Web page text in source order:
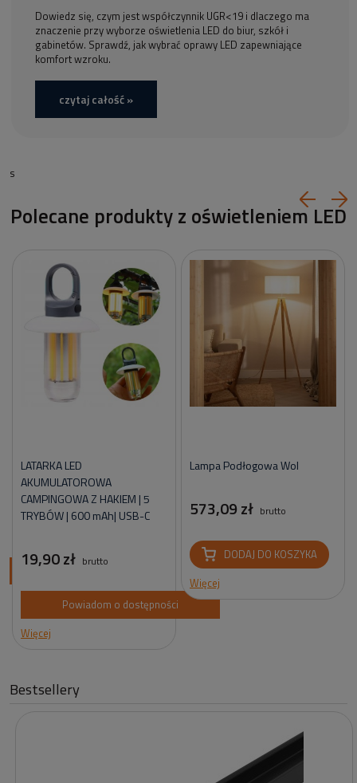
Dowiedz się, czym jest współczynnik UGR<19 i dlaczego ma
znaczenie przy wyborze oświetlenia LED do biur, szkół i
gabinetów. Sprawdź, jak wybrać oprawy LED zapewniające
komfort wzroku.
czytaj całość »
s
Polecane produkty z oświetleniem LED
LATARKA LED
AKUMULATOROWA
CAMPINGOWA Z HAKIEM | 5
TRYBÓW | 600 mAh| USB-C
19,90 zł brutto
Powiadom o dostępności
Więcej
Lampa Podłogowa Wol
573,09 zł brutto
DODAJ DO KOSZYKA
Więcej
Bestsellery